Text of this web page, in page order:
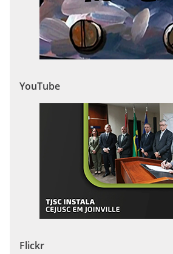
YouTube
Flickr